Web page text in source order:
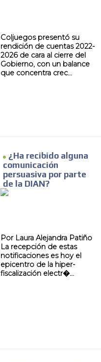
Coljuegos presentó su
rendición de cuentas 2022-
2026 de cara al cierre del
Gobierno, con un balance
que concentra crec...
¿Ha recibido alguna
comunicación
persuasiva por parte
de la DIAN?
Por Laura Alejandra Patiño
La recepción de estas
notificaciones es hoy el
epicentro de la hiper-
fiscalización electr�...